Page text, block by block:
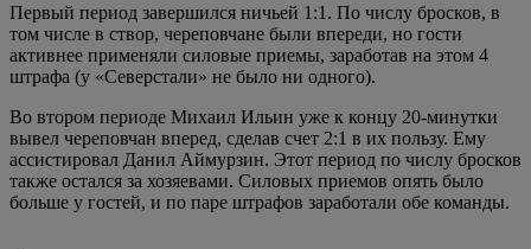
Первый период завершился ничьей 1:1. По числу бросков, в
том числе в створ, череповчане были впереди, но гости
активнее применяли силовые приемы, заработав на этом 4
штрафа (у «Северстали» не было ни одного).
Во втором периоде Михаил Ильин уже к концу 20-минутки
вывел череповчан вперед, сделав счет 2:1 в их пользу. Ему
ассистировал Данил Аймурзин. Этот период по числу бросков
также остался за хозяевами. Силовых приемов опять было
больше у гостей, и по паре штрафов заработали обе команды.